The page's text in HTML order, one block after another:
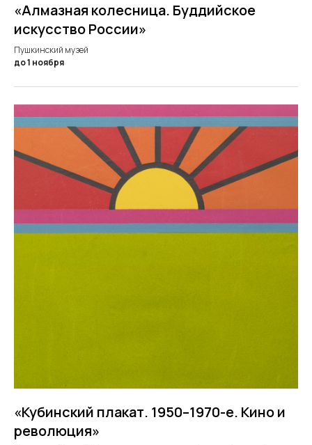
«Алмазная колесница. Буддийское
искусство России»
Пушкинский музей
до 1 ноября
«Кубинский плакат. 1950–1970-е. Кино и
революция»